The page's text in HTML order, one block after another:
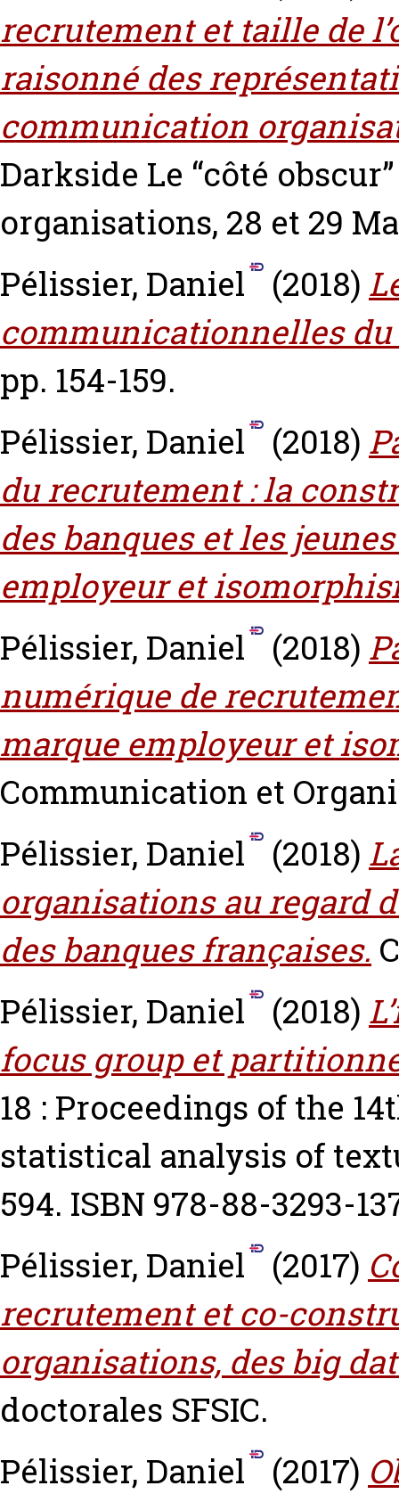
recrutement et taille de
raisonné des
communication
Darkside Le “côté
organisations, 28 et 29
Pélissier, Daniel
(2018)
communicationnelles
pp. 154-159.
Pélissier, Daniel
(2018)
du recrutement : la
des banques et les
employeur et
Pélissier, Daniel
(2018)
numérique de
marque employeur et
Communication et
Pélissier, Daniel
(2018)
organisations au regard
des banques françaises.
Pélissier, Daniel
(2018)
focus group et
18 : Proceedings of the
statistical analysis of
594. ISBN 978-88-3293-
Pélissier, Daniel
(2017)
recrutement et co-
organisations, des big
doctorales SFSIC.
Pélissier, Daniel
(2017)